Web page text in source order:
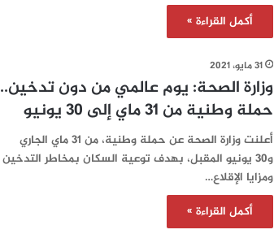
أكمل القراءة »
31 مايو، 2021
وزارة الصحة: يوم عالمي من دون تدخين..
حملة وطنية من 31 ماي إلى 30 يونيو
أعلنت وزارة الصحة عن حملة وطنية، من 31 ماي الجاري
و30 يونيو المقبل، بهدف توعية السكان بمخاطر التدخين
ومزايا الإقلاع…
أكمل القراءة »